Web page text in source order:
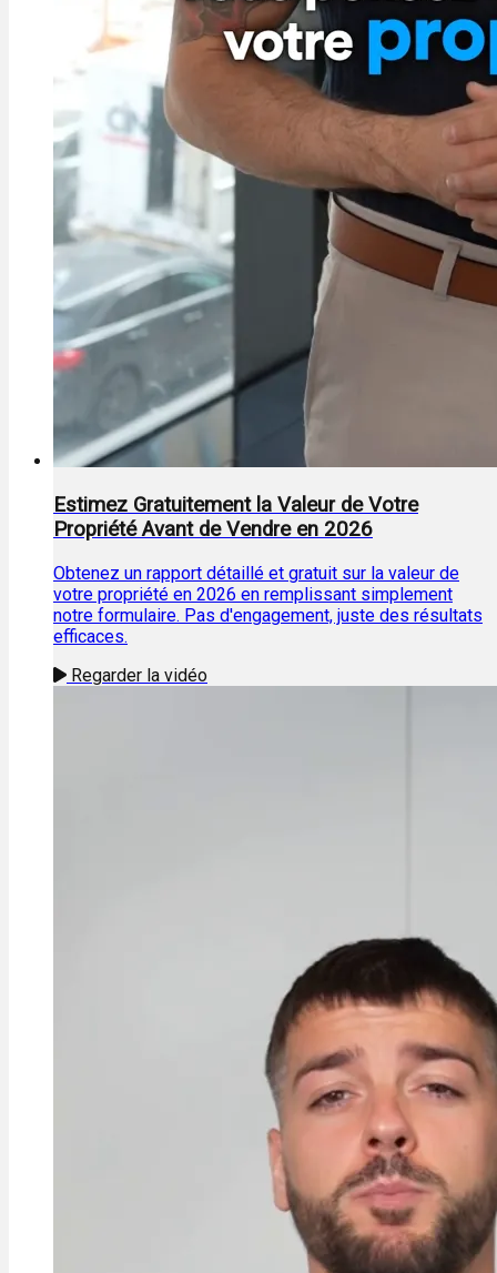
Estimez Gratuitement la Valeur de Votre
Propriété Avant de Vendre en 2026
Obtenez un rapport détaillé et gratuit sur la valeur de
votre propriété en 2026 en remplissant simplement
notre formulaire. Pas d'engagement, juste des résultats
efficaces.
Regarder la vidéo